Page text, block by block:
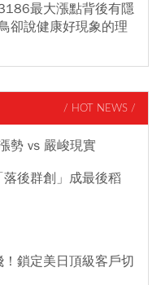
最大漲點背後有隱
卻說健康好現象的理
/ HOT NEWS /
勢 vs 嚴峻現實
後群創」成最後稻
鎖定美日頂級客戶切